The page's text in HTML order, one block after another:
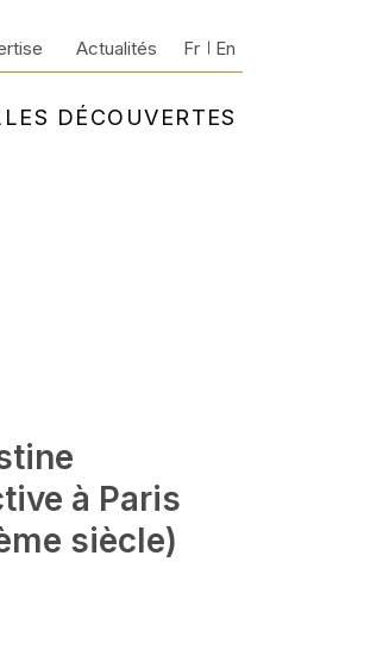
DÉCOUVERTES
Actualités Fr En
à Paris
siècle)